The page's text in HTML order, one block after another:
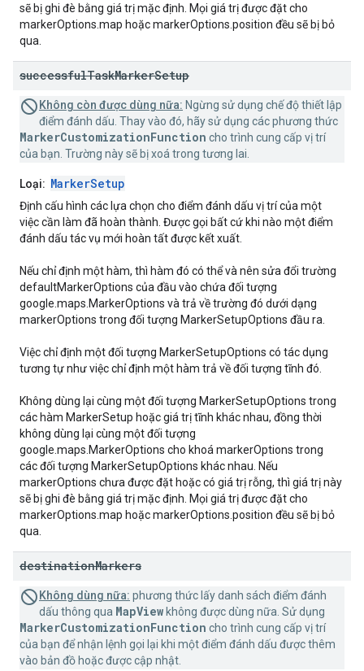
sẽ bị ghi đè bằng giá trị mặc định. Mọi giá trị được đặt cho
markerOptions.map hoặc markerOptions.position đều sẽ bị bỏ
qua.
successfulTaskMarkerSetup
Không còn được dùng nữa: Ngừng sử dụng chế độ thiết lập
điểm đánh dấu. Thay vào đó, hãy sử dụng các phương thức
MarkerCustomizationFunction cho trình cung cấp vị trí
của bạn. Trường này sẽ bị xoá trong tương lai.
Loại: MarkerSetup
Định cấu hình các lựa chọn cho điểm đánh dấu vị trí của một
việc cần làm đã hoàn thành. Được gọi bất cứ khi nào một điểm
đánh dấu tác vụ mới hoàn tất được kết xuất.
Nếu chỉ định một hàm, thì hàm đó có thể và nên sửa đổi trường
defaultMarkerOptions của đầu vào chứa đối tượng
google.maps.MarkerOptions và trả về trường đó dưới dạng
markerOptions trong đối tượng MarkerSetupOptions đầu ra.
Việc chỉ định một đối tượng MarkerSetupOptions có tác dụng
tương tự như việc chỉ định một hàm trả về đối tượng tĩnh đó.
Không dùng lại cùng một đối tượng MarkerSetupOptions trong
các hàm MarkerSetup hoặc giá trị tĩnh khác nhau, đồng thời
không dùng lại cùng một đối tượng
google.maps.MarkerOptions cho khoá markerOptions trong
các đối tượng MarkerSetupOptions khác nhau. Nếu
markerOptions chưa được đặt hoặc có giá trị rỗng, thì giá trị này
sẽ bị ghi đè bằng giá trị mặc định. Mọi giá trị được đặt cho
markerOptions.map hoặc markerOptions.position đều sẽ bị bỏ
qua.
destinationMarkers
Không dùng nữa: phương thức lấy danh sách điểm đánh
dấu thông qua MapView không được dùng nữa. Sử dụng
MarkerCustomizationFunction cho trình cung cấp vị trí
của bạn để nhận lệnh gọi lại khi một điểm đánh dấu được thêm
vào bản đồ hoặc được cập nhật.